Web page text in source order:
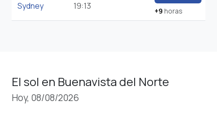
Sydney 19:13 +9 horas
El sol en Buenavista del Norte
Hoy, 08/08/2026